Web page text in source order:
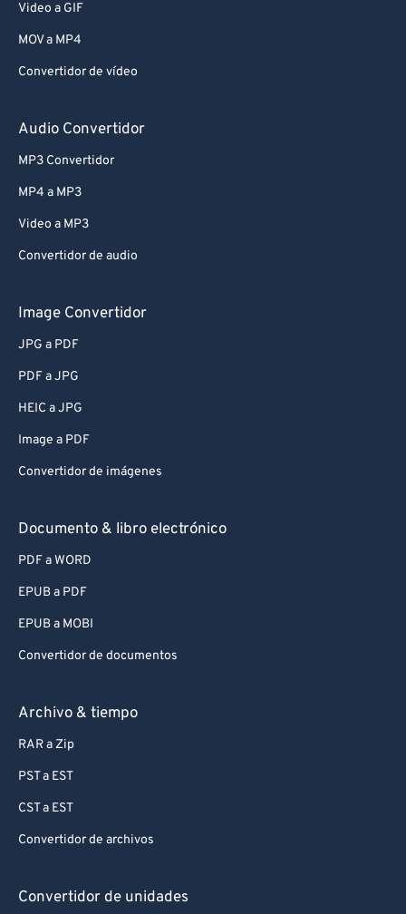
Video a GIF
MOV a MP4
Convertidor de vídeo
Audio Convertidor
MP3 Convertidor
MP4 a MP3
Video a MP3
Convertidor de audio
Image Convertidor
JPG a PDF
PDF a JPG
HEIC a JPG
Image a PDF
Convertidor de imágenes
Documento & libro electrónico
PDF a WORD
EPUB a PDF
EPUB a MOBI
Convertidor de documentos
Archivo & tiempo
RAR a Zip
PST a EST
CST a EST
Convertidor de archivos
Convertidor de unidades